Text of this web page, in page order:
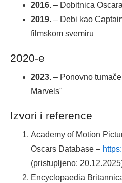
2016. – Dobitnica
2019. – Debi kao
filmskom svemiru
2020-e
2023. – Ponovno
Marvels"
Izvori i reference
Academy of Motion
Oscars Database –
(pristupljeno:
Encyclopaedia